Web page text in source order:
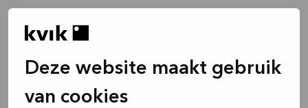
Deze website maakt gebruik
van cookies